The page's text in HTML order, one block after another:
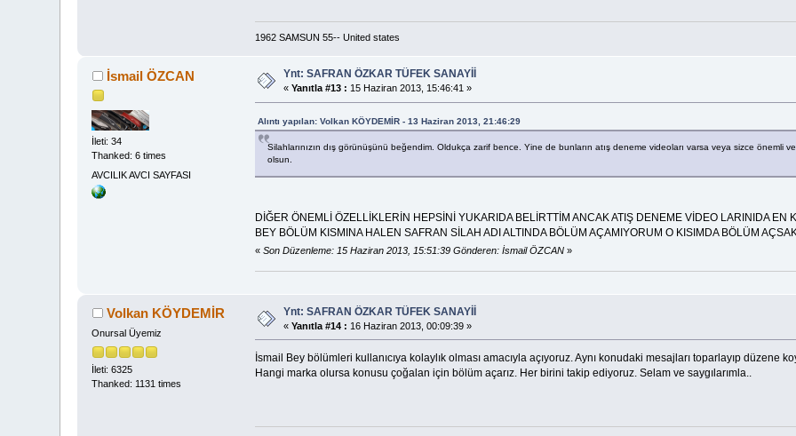
1962 SAMSUN 55-- United states
İsmail ÖZCAN
İleti: 34
Thanked: 6 times
AVCILIK AVCI SAYFASI
Ynt: SAFRAN ÖZKAR TÜFEK SANAYİİ
«Yanıtla #13 : 15 Haziran 2013, 15:46:41 »
Alıntı yapılan: Volkan KÖYDEMİR - 13 Haziran 2013, 21:46:29
Silahlarınızın dış görünüşünü beğendim. Oldukça zarif bence. Yine de bunların atış deneme videoları varsa veya sizce önemli ve
olsun.
DİĞER ÖNEMLİ ÖZELLİKLERİN HEPSİNİ YUKARIDA BELİRTTİM ANCAK ATIŞ DENEME VİDEO LARINIDA EN
BEY BÖLÜM KISMINA HALEN SAFRAN SİLAH ADI ALTINDA BÖLÜM AÇAMIYORUM O KISIMDA BÖLÜM
« Son Düzenleme: 15 Haziran 2013, 15:51:39 Gönderen: İsmail ÖZCAN»
Volkan KÖYDEMİR
Onursal Üyemiz
İleti: 6325
Thanked: 1131 times
Ynt: SAFRAN ÖZKAR TÜFEK SANAYİİ
«Yanıtla #14 : 16 Haziran 2013, 00:09:39 »
İsmail Bey bölümleri kullanıcıya kolaylık olması amacıyla açıyoruz. Aynı konudaki mesajları toparlayıp düzene
Hangi marka olursa konusu çoğalan için bölüm açarız. Her birini takip ediyoruz. Selam ve saygılarımla..